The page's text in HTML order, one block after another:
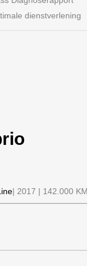
| 2017 | 142.000
dienstverlening